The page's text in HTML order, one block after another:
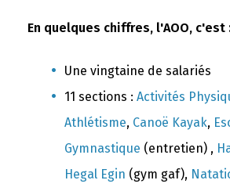
En quelques chiffres, l'AOO, c'est
Une vingtaine de salariés
11 sections : Activités
Athlétisme, Canoë Kayak,
Gymnastique (entretien) ,
Hegal Egin (gym gaf),